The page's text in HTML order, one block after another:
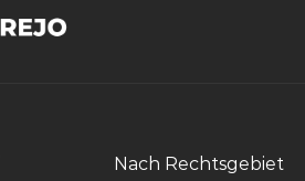
Nach Rechtsgebiet